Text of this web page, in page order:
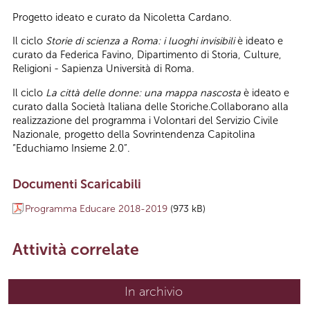
Progetto ideato e curato da Nicoletta Cardano.
Il ciclo Storie di scienza a Roma: i luoghi invisibiliè ideato e
curato da Federica Favino, Dipartimento di Storia, Culture,
Religioni - Sapienza Università di Roma.
Il ciclo La città delle donne: una mappa nascosta è ideato e
curato dalla Società Italiana delle Storiche.Collaborano alla
realizzazione del programma i Volontari del Servizio Civile
Nazionale, progetto della Sovrintendenza Capitolina
“Educhiamo Insieme 2.0”.
Documenti Scaricabili
Programma Educare 2018-2019 (973 kB)
Attività correlate
In archivio